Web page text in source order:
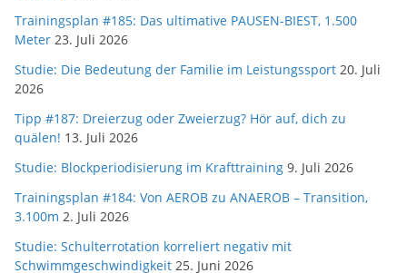
Trainingsplan #185: Das ultimative PAUSEN-BIEST, 1.500
Meter 23. Juli 2026
Studie: Die Bedeutung der Familie im Leistungssport 20. Juli
2026
Tipp #187: Dreierzug oder Zweierzug? Hör auf, dich zu
quälen! 13. Juli 2026
Studie: Blockperiodisierung im Krafttraining 9. Juli 2026
Trainingsplan #184: Von AEROB zu ANAEROB – Transition,
3.100m 2. Juli 2026
Studie: Schulterrotation korreliert negativ mit
Schwimmgeschwindigkeit 25. Juni 2026